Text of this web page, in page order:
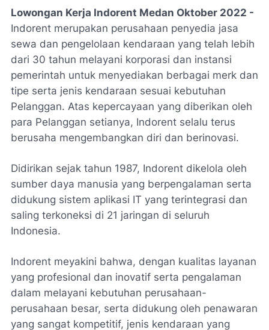
Lowongan Kerja Indorent Medan Oktober 2022 -
Indorent merupakan perusahaan penyedia jasa
sewa dan pengelolaan kendaraan yang telah lebih
dari 30 tahun melayani korporasi dan instansi
pemerintah untuk menyediakan berbagai merk dan
tipe serta jenis kendaraan sesuai kebutuhan
Pelanggan. Atas kepercayaan yang diberikan oleh
para Pelanggan setianya, Indorent selalu terus
berusaha mengembangkan diri dan berinovasi.
Didirikan sejak tahun 1987, Indorent dikelola oleh
sumber daya manusia yang berpengalaman serta
didukung sistem aplikasi IT yang terintegrasi dan
saling terkoneksi di 21 jaringan di seluruh
Indonesia.
Indorent meyakini bahwa, dengan kualitas layanan
yang profesional dan inovatif serta pengalaman
dalam melayani kebutuhan perusahaan-
perusahaan besar, serta didukung oleh penawaran
yang sangat kompetitif, jenis kendaraan yang